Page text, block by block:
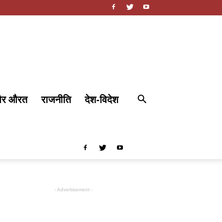
औरत राजनीति
देश-विदेश
- Advertisement -